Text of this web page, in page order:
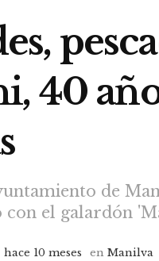
40
de
con el galardón
hace 10 meses en Manilva